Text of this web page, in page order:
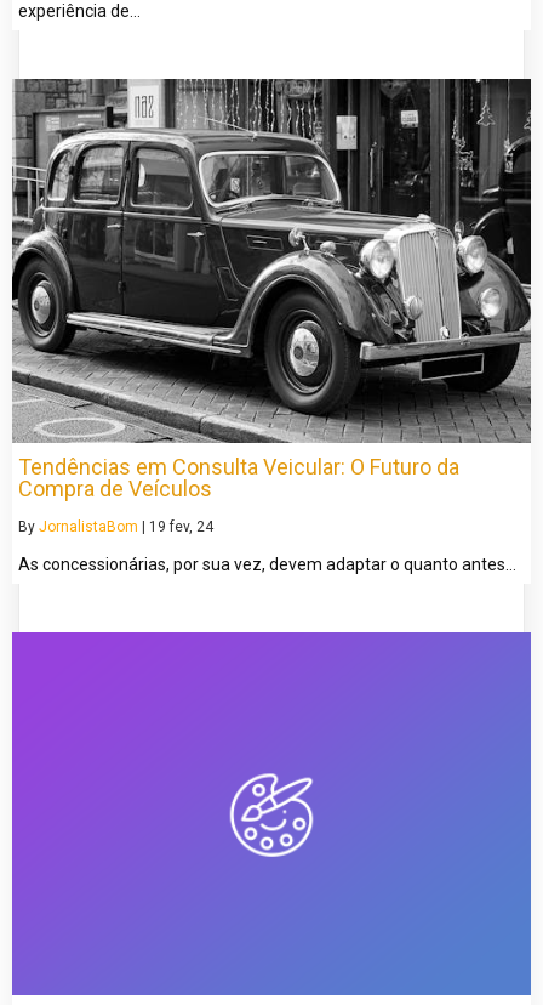
experiência de…
Tendências em Consulta Veicular: O Futuro da
Compra de Veículos
By JornalistaBom | 19 fev, 24
As concessionárias, por sua vez, devem adaptar o quanto antes…